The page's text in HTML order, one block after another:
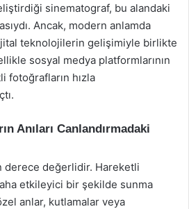
sinematograf, bu alandaki
Ancak, modern anlamda
teknolojilerin gelişimiyle birlikte
sosyal medya platformlarının
fotoğrafların hızla
Anıları Canlandırmadaki
derece değerlidir. Hareketli
etkileyici bir şekilde sunma
anlar, kutlamalar veya